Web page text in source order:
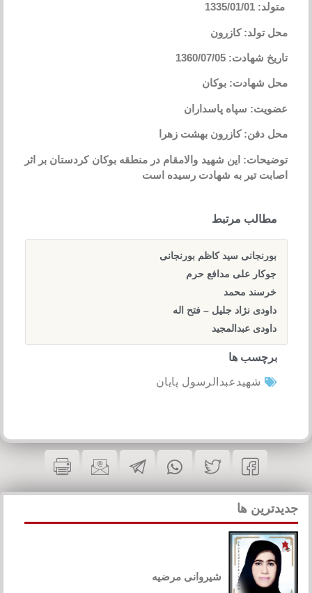
متولد: 1335/01/01
محل تولد: کازرون
تاریخ شهادت: 1360/07/05
محل شهادت: بوکان
عضویت: سپاه پاسداران
محل دفن: کازرون بهشت زهرا
توضیحات: این شهید والامقام در منطقه بوکان کردستان بر اثر
اصابت تیر به شهادت رسیده است
مطالب مرتبط
بورنجانی سید کاظم بورنجانی
جوکار علی مدافع حرم
خرسند محمد
داودی نژاد جلیل – فتح اله
داودی عبدالمجید
برچسب ها
شهیدعبدالرسول پایان
جدیدترین ها
شیروانی مرضیه